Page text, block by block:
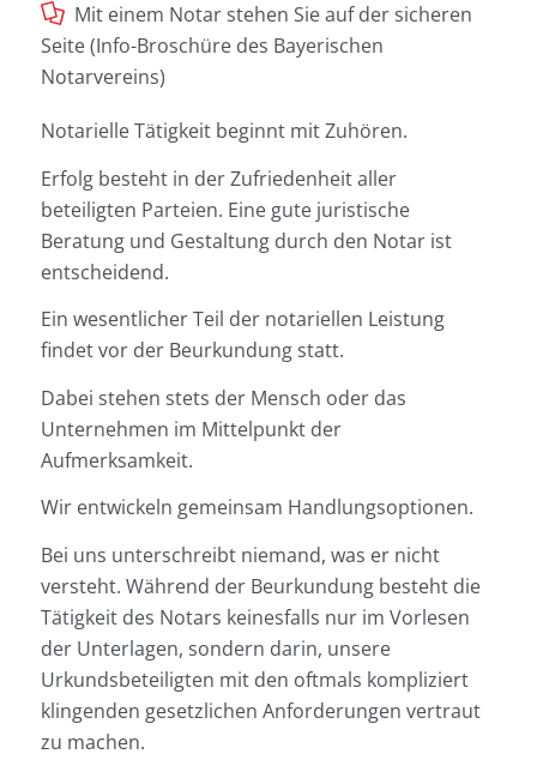
Mit einem Notar stehen Sie auf der sicheren
Seite (Info-Broschüre des Bayerischen
Notarvereins)
Notarielle Tätigkeit beginnt mit Zuhören.
Erfolg besteht in der Zufriedenheit aller
beteiligten Parteien. Eine gute juristische
Beratung und Gestaltung durch den Notar ist
entscheidend.
Ein wesentlicher Teil der notariellen Leistung
findet vor der Beurkundung statt.
Dabei stehen stets der Mensch oder das
Unternehmen im Mittelpunkt der
Aufmerksamkeit.
Wir entwickeln gemeinsam Handlungsoptionen.
Bei uns unterschreibt niemand, was er nicht
versteht. Während der Beurkundung besteht die
Tätigkeit des Notars keinesfalls nur im Vorlesen
der Unterlagen, sondern darin, unsere
Urkundsbeteiligten mit den oftmals kompliziert
klingenden gesetzlichen Anforderungen vertraut
zu machen.